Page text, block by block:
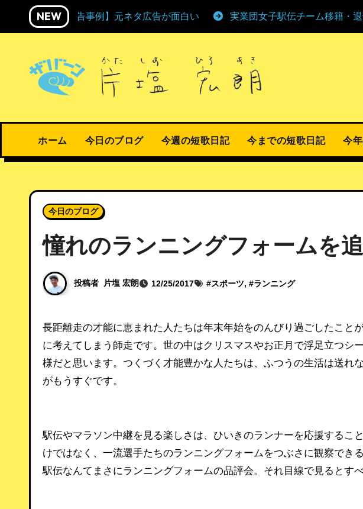
NEW【広告事例】元ネタ広告が面白い 実業団女子駅伝チーム移籍・
ホーム 今日のブログ 今週の短歌日記 今までの短歌日記 今
今日のブログ
憧れのランニングフォームを
投稿者 片塩 宏朗 12/25/2017 #スポーツ, #ランニング
長距離走の才能に恵まれた人たちは年末年始をのんびり過ごしたことがないんだろうな。なんてことを毎年のよう
に考えてしまう師走です。世の中はクリスマスやお正月で浮足立つシ
様だと思います。つくづく才能豊かな人たちは、ふつうの生活は送れ
がもうすぐです。
駅伝やマラソン中継を見る楽しさは、ひいきのランナーを応援するこ
けではなく、一流選手たちのランニングフォームをつぶさに観察でき
駅伝なんてまさにランニングフォームの品評会。それ目線で見るとす